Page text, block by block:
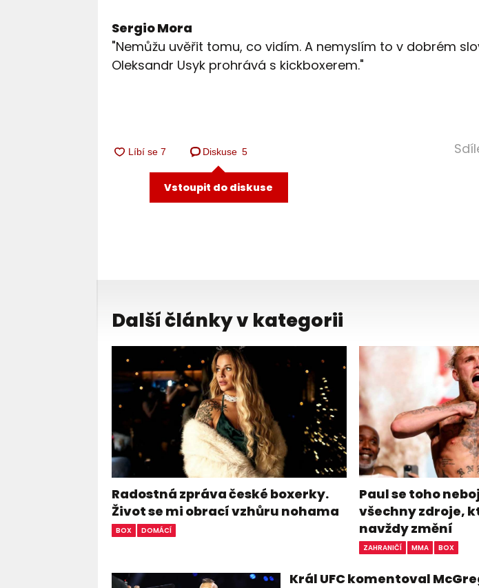
Sergio Mora
"Nemůžu uvěřit tomu, co vidím. A nemyslím to v dobrém
Oleksandr Usyk prohrává s kickboxerem."
Diskuse 5
Vstoupit do diskuse
Další články v kategorii
Radostná zpráva české boxerky.
Život se mi obrací vzhůru nohama
BOX DOMÁCÍ
Paul se toho
všechny zdroje,
navždy změní
ZAHRANIČÍ MMA BOX
Král UFC komentoval